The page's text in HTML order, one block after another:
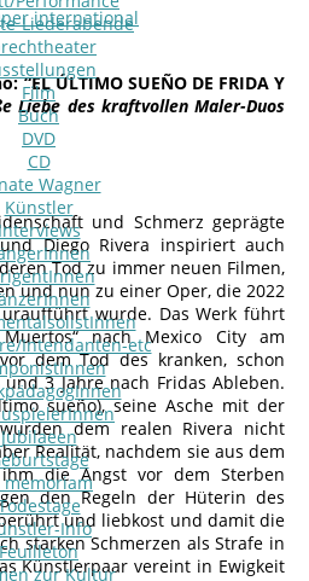
Liederabende
Film
Buch
DVD
CD
Wagner
Künstler
Intendanten-etc
Jubilaeen
memoriam
Info
Feuilleton
zur Kultur
international
“EL ÚLTIMO SUEÑO DE FRIDA Y
Liebe des kraftvollen Maler-Duos
und Schmerz geprägte
Diego Rivera inspiriert auch
Tod zu immer neuen Filmen,
und nun zu einer Oper, die 2022
wurde. Das Werk führt
nach Mexico City am
dem Tod des kranken, schon
3 Jahre nach Fridas Ableben.
sueño), seine Asche mit der
dem realen Rivera nicht
Realität, nachdem sie aus dem
die Angst vor dem Sterben
den Regeln der Hüterin des
und liebkost und damit die
starken Schmerzen als Strafe in
Künstlerpaar vereint in Ewigkeit